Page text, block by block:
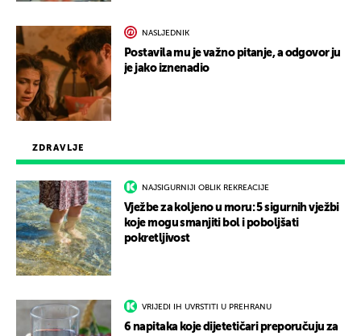
ZDRAVLJE
NAJSIGURNIJI OBLIK REKREACIJE
Vježbe za koljeno u moru: 5 sigurnih vježbi
koje mogu smanjiti bol i poboljšati
pokretljivost
VRIJEDI IH UVRSTITI U PREHRANU
6 napitaka koje dijetetičari preporučuju za
NASLJEDNIK
Postavila mu je važno pitanje, a odgovor ju
je jako iznenadio